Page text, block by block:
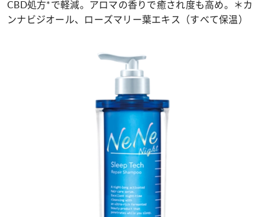
CBD処方*で軽減。アロマの香りで癒され度も高め。＊カ
ンナビジオール、ローズマリー葉エキス（すべて保温）